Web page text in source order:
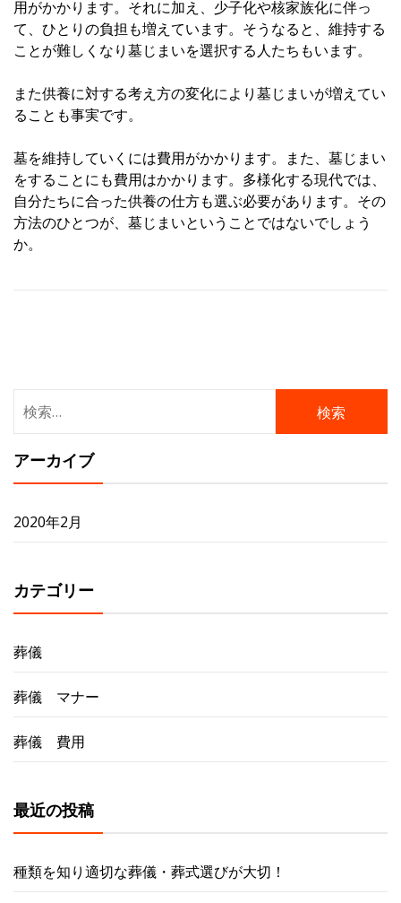
用がかかります。それに加え、少子化や核家族化に伴っ
て、ひとりの負担も増えています。そうなると、維持する
ことが難しくなり墓じまいを選択する人たちもいます。
また供養に対する考え方の変化により墓じまいが増えてい
ることも事実です。
墓を維持していくには費用がかかります。また、墓じまい
をすることにも費用はかかります。多様化する現代では、
自分たちに合った供養の仕方も選ぶ必要があります。その
方法のひとつが、墓じまいということではないでしょう
か。
索:
アーカイブ
2020年2月
カテゴリー
葬儀
葬儀 マナー
葬儀 費用
最近の投稿
種類を知り適切な葬儀・葬式選びが大切！